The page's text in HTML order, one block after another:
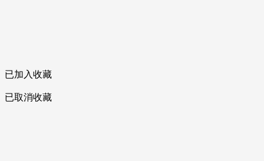
已加入收藏
已取消收藏